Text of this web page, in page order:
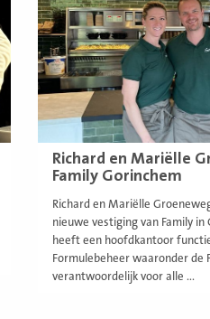
Richard en Mariëlle
Family Gorinchem
Richard en Mariëlle
nieuwe vestiging van Family in
heeft een hoofdkantoor
Formulebeheer waaronder de
verantwoordelijk voor alle ...